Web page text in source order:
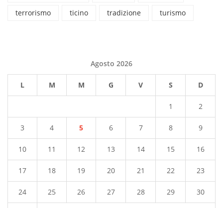
terrorismo
ticino tradizione turismo
Agosto 2026
L M M G V S D
1 2
3 4 5 6 7 8 9
10 11 12 13 14 15 16
17 18 19 20 21 22 23
24 25 26 27 28 29 30